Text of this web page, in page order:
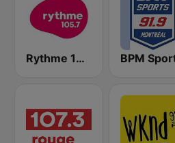
Rythme 105.7 FM